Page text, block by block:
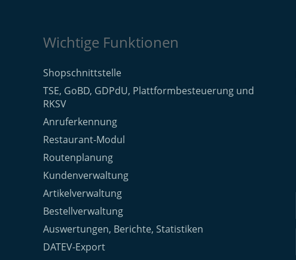
Wichtige Funktionen
Shopschnittstelle
TSE, GoBD, GDPdU, Plattformbesteuerung und
RKSV
Anruferkennung
Restaurant-Modul
Routenplanung
Kundenverwaltung
Artikelverwaltung
Bestellverwaltung
Auswertungen, Berichte, Statistiken
DATEV-Export